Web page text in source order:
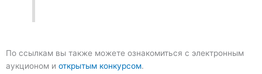
По ссылкам вы также можете ознакомиться с электронным
аукционом и открытым конкурсом.